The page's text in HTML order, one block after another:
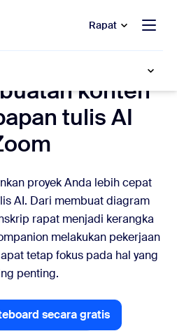
Rapat
konten
tulis AI
proyek Anda lebih cepat
AI. Dari membuat diagram
rapat menjadi kerangka
melakukan pekerjaan
tetap fokus pada hal yang
penting.
secara gratis
Cobalah Whiteboard secara